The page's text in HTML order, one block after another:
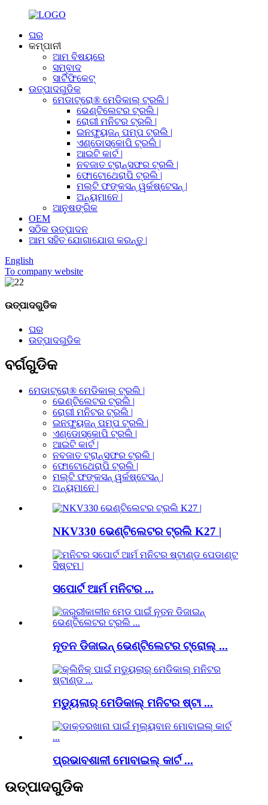
ଘର
କମ୍ପାନୀ
ଆମ ବିଷୟରେ
ସମ୍ବାଦ
ସାର୍ଟିଫିକେଟ୍
ଉତ୍ପାଦଗୁଡିକ
ମେଡାଟ୍ରୋ® ମେଡିକାଲ୍ ଟ୍ରଲି |
ଭେଣ୍ଟିଲେଟର ଟ୍ରଲି |
ରୋଗୀ ମନିଟର ଟ୍ରଲି |
ଇନଫ୍ୟୁଜନ୍ ପମ୍ପ ଟ୍ରଲି |
ଏଣ୍ଡୋସ୍କୋପି ଟ୍ରଲି |
ଆଇଟି କାର୍ଟ |
ନବଜାତ ଟ୍ରାନ୍ସଫର ଟ୍ରଲି |
ଫୋଟୋଥେରାପି ଟ୍ରଲି |
ମଲ୍ଟି ଫଙ୍କସନ୍ ୱର୍କଷ୍ଟେସନ୍ |
ଅନ୍ୟମାନେ |
ଆନୁଷଙ୍ଗିକ
OEM
ସଠିକ ଉତ୍ପାଦନ
ଆମ ସହିତ ଯୋଗାଯୋଗ କରନ୍ତୁ |
English
To company website
ଉତ୍ପାଦଗୁଡିକ
ଘର
ଉତ୍ପାଦଗୁଡିକ
ବର୍ଗଗୁଡିକ
ମେଡାଟ୍ରୋ® ମେଡିକାଲ୍ ଟ୍ରଲି |
ଭେଣ୍ଟିଲେଟର ଟ୍ରଲି |
ରୋଗୀ ମନିଟର ଟ୍ରଲି |
ଇନଫ୍ୟୁଜନ୍ ପମ୍ପ ଟ୍ରଲି |
ଏଣ୍ଡୋସ୍କୋପି ଟ୍ରଲି |
ଆଇଟି କାର୍ଟ |
ନବଜାତ ଟ୍ରାନ୍ସଫର ଟ୍ରଲି |
ଫୋଟୋଥେରାପି ଟ୍ରଲି |
ମଲ୍ଟି ଫଙ୍କସନ୍ ୱର୍କଷ୍ଟେସନ୍ |
ଅନ୍ୟମାନେ |
NKV330 ଭେଣ୍ଟିଲେଟର ଟ୍ରଲି K27 |
ସପୋର୍ଟ ଆର୍ମ ମନିଟର ...
ନୂତନ ଡିଜାଇନ୍ ଭେଣ୍ଟିଲେଟର ଟ୍ରୋଲ୍ ...
ମଡ୍ୟୁଲାର୍ ମେଡିକାଲ୍ ମନିଟର ଷ୍ଟା ...
ପ୍ରଭାବଶାଳୀ ମୋବାଇଲ୍ କାର୍ଟ ...
ଉତ୍ପାଦଗୁଡିକ